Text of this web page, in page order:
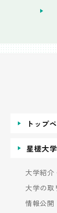
トップ
星槎大
大学紹介
大学の取
情報公開